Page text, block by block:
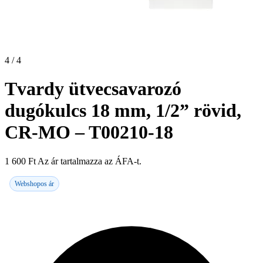
4 / 4
Tvardy ütvecsavarozó
dugókulcs 18 mm, 1/2” rövid,
CR-MO – T00210-18
1 600 Ft Az ár tartalmazza az ÁFA-t.
Webshopos ár